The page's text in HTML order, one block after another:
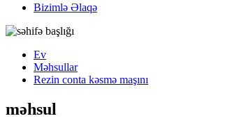
Bizimlə Əlaqə
Ev
Məhsullar
Rezin conta kəsmə maşını
məhsul